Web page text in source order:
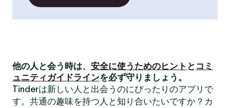
他の人と会う時は、 安全に使うためのヒント と コミ
ュニティガイドラインを必ず守りましょう。
Tinderは新しい人と出会うのにぴったりのアプリで
す。共通の趣味を持つ人と知り合いたいですか？カ